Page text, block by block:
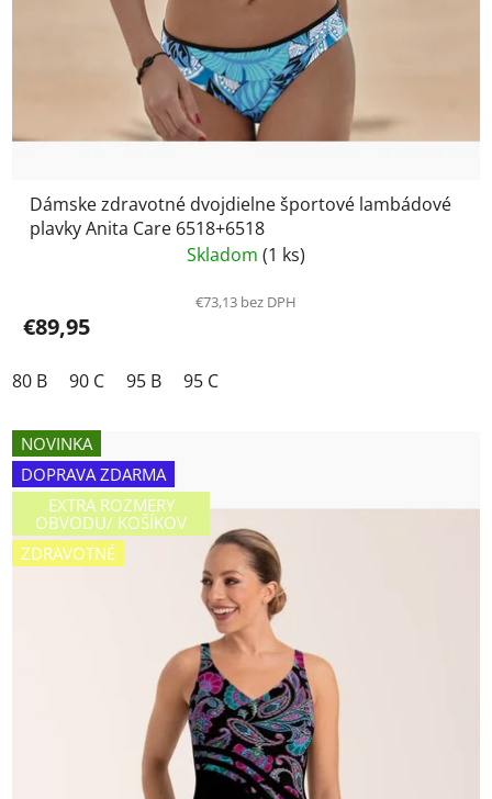
Dámske zdravotné dvojdielne športové lambádové
plavky Anita Care 6518+6518
Skladom (1 ks)
€73,13 bez DPH
€89,95
80 B 90 C 95 B 95 C
NOVINKA
DOPRAVA ZDARMA
EXTRA ROZMERY
OBVODU/ KOŠÍKOV
ZDRAVOTNÉ